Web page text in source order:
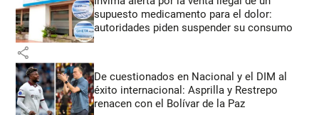
supuesto medicamento para el dolor:
autoridades piden suspender su consumo
share
De cuestionados en Nacional y el DIM al
éxito internacional: Asprilla y Restrepo
renacen con el Bolívar de la Paz